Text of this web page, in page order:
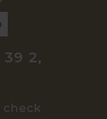
39 2,